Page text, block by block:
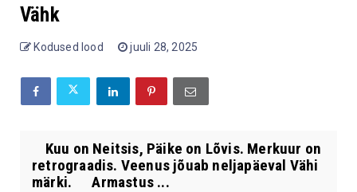
Vähk
Kodused lood juuli 28, 2025
Kuu on Neitsis, Päike on Lõvis. Merkuur on
retrograadis. Veenus jõuab neljapäeval Vähi
märki. Armastus ...